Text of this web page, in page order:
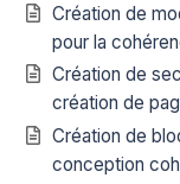
Création de
pour la
Création de
création de
Création de
conception